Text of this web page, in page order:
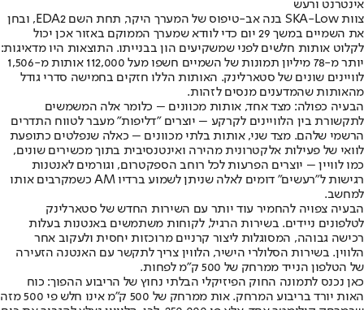
אינטרנט ורעש
צוות SKA-Low בנה אב-טיפוס של המערך היקר, תחת השם EDA2, ובחן
את השמיים במשך 29 יום כדי לוודא שמערך הממוקם באזור אכן יכול
לקלוט אותות חלשים לפני שמשקיעים הון בבנייתו. התוצאות היו מדאיגות:
יותר מ-78 מיליון תמונות של השמיים חשפו מעל 112,000 אותות מ-1,506
לוויינים שונים של סטארלינק. האותות הללו חזקים בחמישה סדרי גודל
מהאותות שהמדענים מנסים לזהות.
הבעיה כפולה: מצד אחד, אותות מכוונים – כלומר אלה המשמשים
לתקשורת בין הלוויינים לקרקע – יוצרים "דליפות" מעבר לטווח התדרים
הרשמי שלהם. מצד שני, אותות בלתי מכוונים – כאלה שנפלטים כתופעת
לוואי של פעילות אלקטרונית מהירה ואינטנסיבית בתוך מכשירים שונים,
כמו לוויין – יוצרים הפרעות לכל רוחב הספקטרום, וגורמים לאנטנות
רגישות ל"רעשים" דומים לאלה שניתן לשמוע ברדיו AM כשמקרבים אותו
למחשב.
הבעיה צפויה להחמיר עוד יותר עם השירות החדש של סטארלינק
לטלפונים ניידים. בשירות הרגיל, לקוחות משתמשים באנטנות בעלות
רכישה גבוהה, המסוגלות ליצור קרניים מרוכזות יחסית ולעקוב אחר
הלווין. בשירות הסלולרי הישיר, הלווין צריך לתקשר עם האנטנה הזעירה
של הטלפון הנייד ממרחק של 500 ק"מ לפחות.
כאן נכנס לתמונה החוק הפיזיקלי הבלתי נחוץ של הריבוע ההפוך: כוח
האות יורד בריבוע המרחק. אות ממרחק של 500 ק"מ אינו חלש פי 500 מזה